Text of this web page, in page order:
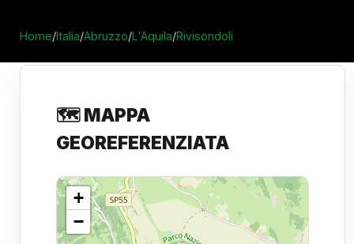
Home/Italia/Abruzzo/L'Aquila/Rivisondoli
🗺️ MAPPA
GEOREFERENZIATA
+
−